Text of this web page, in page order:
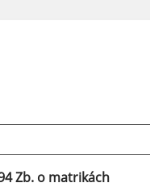
Zb. o matrikách